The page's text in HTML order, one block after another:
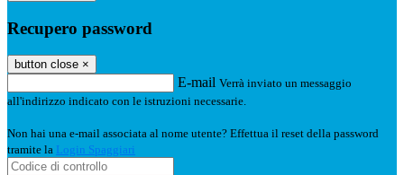
Recupero password
button close ×
E-mail Verrà inviato un messaggio
all'indirizzo indicato con le istruzioni necessarie.
Non hai una e-mail associata al nome utente? Effettua il reset della password
tramite la Login Spaggiari